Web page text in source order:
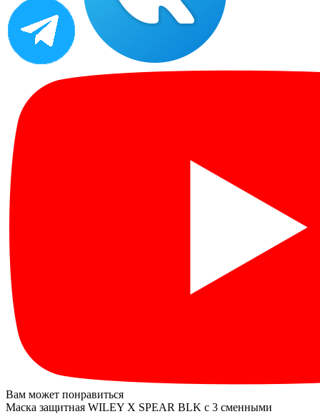
Вам может понравиться
Маска защитная WILEY X SPEAR BLK с 3 сменными